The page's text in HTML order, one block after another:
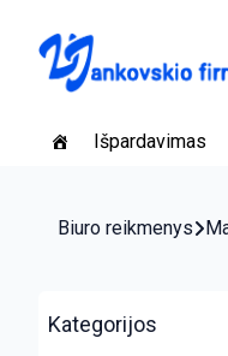
Išpardavimas
Biuro reikmenys
Kategorijos